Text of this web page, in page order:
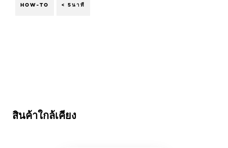
HOW-TO < 5นาที
สินค้าใกล้เคียง